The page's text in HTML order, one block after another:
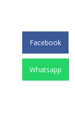
Facebook
Whatsapp